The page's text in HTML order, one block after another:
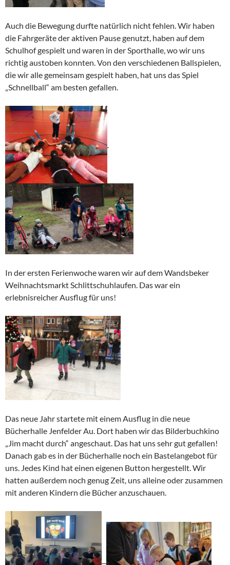
Auch die Bewegung durfte natürlich nicht fehlen. Wir haben
die Fahrgeräte der aktiven Pause genutzt, haben auf dem
Schulhof gespielt und waren in der Sporthalle, wo wir uns
richtig austoben konnten. Von den verschiedenen Ballspielen,
die wir alle gemeinsam gespielt haben, hat uns das Spiel
„Schnellball“ am besten gefallen.
In der ersten Ferienwoche waren wir auf dem Wandsbeker
Weihnachtsmarkt Schlittschuhlaufen. Das war ein
erlebnisreicher Ausflug für uns!
Das neue Jahr startete mit einem Ausflug in die neue
Bücherhalle Jenfelder Au. Dort haben wir das Bilderbuchkino
„Jim macht durch“ angeschaut. Das hat uns sehr gut gefallen!
Danach gab es in der Bücherhalle noch ein Bastelangebot für
uns. Jedes Kind hat einen eigenen Button hergestellt. Wir
hatten außerdem noch genug Zeit, uns alleine oder zusammen
mit anderen Kindern die Bücher anzuschauen.